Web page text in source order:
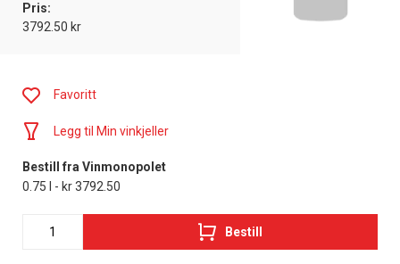
Pris:
3792.50 kr
Favoritt
Legg til Min vinkjeller
Bestill fra Vinmonopolet
0.75 l - kr 3792.50
Bestill